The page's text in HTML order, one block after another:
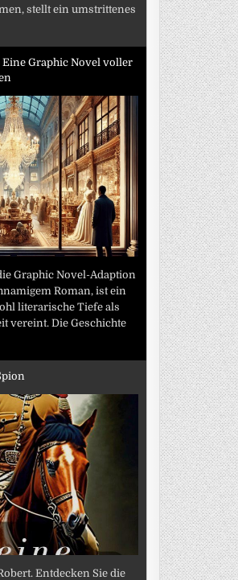
stellt ein umstrittenes
Eine Graphic Novel voller
Graphic Novel-Adaption
Roman, ist ein
literarische Tiefe als
vereint. Die Geschichte
Entdecken Sie die